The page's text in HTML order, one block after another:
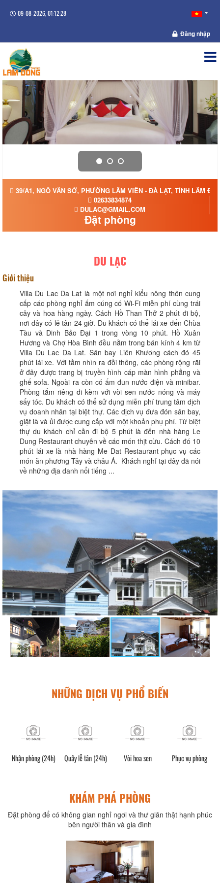
09-08-2026, 01:12:28
Đăng nhập
39/A1, NGÔ VĂN SỞ, PHƯỜNG LÂM VIÊN - ĐÀ LẠT, TỈNH LÂM
02633834874
DULAC@GMAIL.COM
Đặt phòng
DU LẠC
Giới thiệu
Villa Du Lac Da Lat là một nơi nghỉ kiểu nông thôn cung
cấp các phòng nghỉ ấm cúng có Wi-Fi miễn phí cùng trái
cây và hoa hàng ngày. Cách Hồ Than Thở 2 phút đi bộ,
nơi đây có lễ tân 24 giờ. Du khách có thể lái xe đến Chùa
Tàu và Dinh Bảo Đại 1 trong vòng 10 phút. Hồ Xuân
Hương và Chợ Hòa Bình đều nằm trong bán kính 4 km từ
Villa Du Lac Da Lat. Sân bay Liên Khương cách đó 45
phút lái xe. Với tầm nhìn ra đồi thông, các phòng rộng rãi
ở đây được trang bị truyền hình cáp màn hình phẳng và
ghế sofa. Ngoài ra còn có ấm đun nước điện và minibar.
Phòng tắm riêng đi kèm với vòi sen nước nóng và máy
sấy tóc. Du khách có thể sử dụng miễn phí trung tâm dịch
vụ doanh nhân tại biệt thự. Các dịch vụ đưa đón sân bay,
giặt là và ủi được cung cấp với một khoản phụ phí. Từ biệt
thự du khách chỉ cần đi bộ 5 phút là đến nhà hàng Le
Dung Restaurant chuyên về các món thịt cừu. Cách đó 10
phút lái xe là nhà hàng Me Dat Restaurant phục vụ các
món ăn phương Tây và châu Á. Khách nghỉ tại đây đã nói
về những địa danh nổi tiếng ...
NHỮNG DỊCH VỤ PHỔ BIẾN
Nhận phòng (24h) Quầy lễ tân (24h) Vòi hoa sen Phục vụ phòng
KHÁM PHÁ PHÒNG
Đặt phòng để có không gian nghỉ ngơi và thư giãn thật hạnh phúc
bên người thân và gia đình